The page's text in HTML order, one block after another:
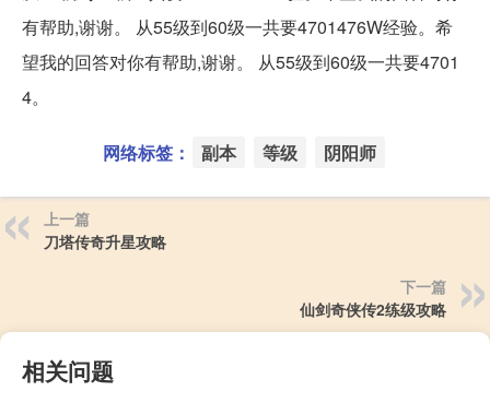
有帮助,谢谢。 从55级到60级一共要4701476W经验。希
望我的回答对你有帮助,谢谢。 从55级到60级一共要4701
4。
网络标签： 副本 等级 阴阳师
上一篇
刀塔传奇升星攻略
下一篇
仙剑奇侠传2练级攻略
相关问题